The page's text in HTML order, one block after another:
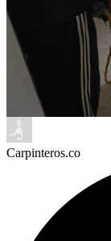
Carpinteros.co